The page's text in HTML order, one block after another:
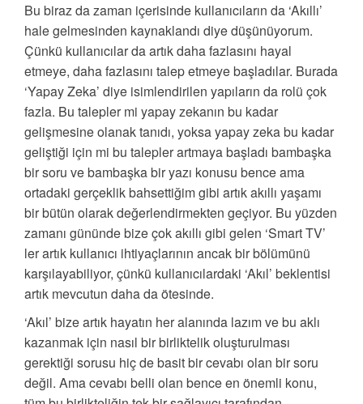
Bu biraz da zaman içerisinde kullanıcıların da ‘Akıllı’
hale gelmesinden kaynaklandı diye düşünüyorum.
Çünkü kullanıcılar da artık daha fazlasını hayal
etmeye, daha fazlasını talep etmeye başladılar. Burada
‘Yapay Zeka’ diye isimlendirilen yapıların da rolü çok
fazla. Bu talepler mi yapay zekanın bu kadar
gelişmesine olanak tanıdı, yoksa yapay zeka bu kadar
geliştiği için mi bu talepler artmaya başladı bambaşka
bir soru ve bambaşka bir yazı konusu bence ama
ortadaki gerçeklik bahsettiğim gibi artık akıllı yaşamı
bir bütün olarak değerlendirmekten geçiyor. Bu yüzden
zamanı gününde bize çok akıllı gibi gelen ‘Smart TV’
ler artık kullanıcı ihtiyaçlarının ancak bir bölümünü
karşılayabiliyor, çünkü kullanıcılardaki ‘Akıl’ beklentisi
artık mevcutun daha da ötesinde.
‘Akıl’ bize artık hayatın her alanında lazım ve bu aklı
kazanmak için nasıl bir birliktelik oluşturulması
gerektiği sorusu hiç de basit bir cevabı olan bir soru
değil. Ama cevabı belli olan bence en önemli konu,